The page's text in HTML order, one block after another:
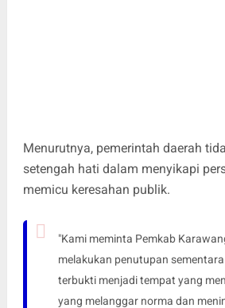
Menurutnya, pemerintah daerah
setengah hati dalam menyikapi
memicu keresahan publik.
"Kami meminta Pemkab
melakukan penutupan
terbukti menjadi tempat yang
yang melanggar norma dan